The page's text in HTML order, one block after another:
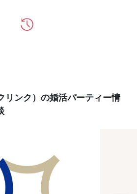
リンク）の婚活パーティー情